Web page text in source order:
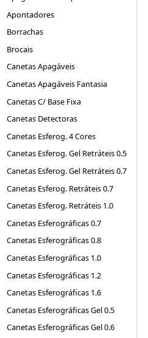
Apontadores
Borrachas
Brocais
Canetas Apagáveis
Canetas Apagáveis Fantasia
Canetas C/ Base Fixa
Canetas Detectoras
Canetas Esferog. 4 Cores
Canetas Esferog. Gel Retráteis 0.5
Canetas Esferog. Gel Retráteis 0.7
Canetas Esferog. Retráteis 0.7
Canetas Esferog. Retráteis 1.0
Canetas Esferográficas 0.7
Canetas Esferográficas 0.8
Canetas Esferográficas 1.0
Canetas Esferográficas 1.2
Canetas Esferográficas 1.6
Canetas Esferográficas Gel 0.5
Canetas Esferográficas Gel 0.6